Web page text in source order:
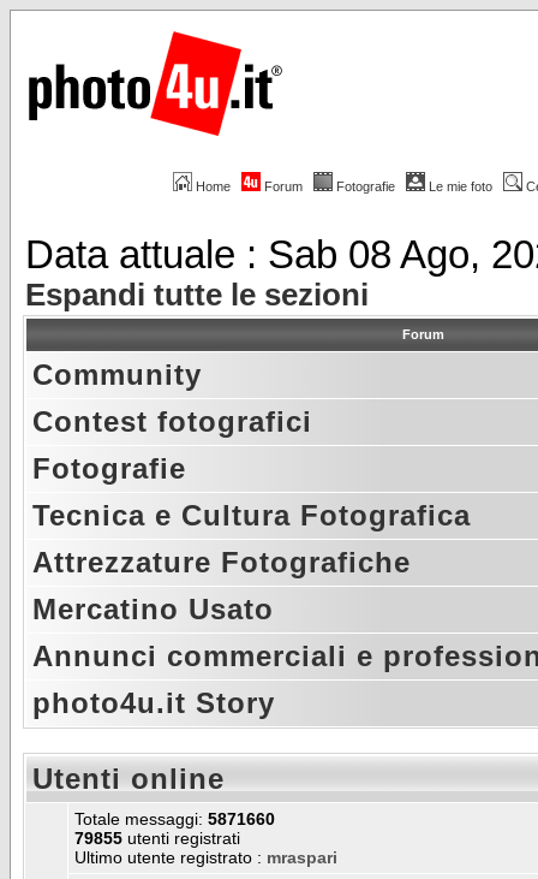
Home Forum Fotografie Le mie foto
Data attuale : Sab 08 Ago,
Espandi tutte le sezioni
Forum
Community
Contest fotografici
Fotografie
Tecnica e Cultura Fotografica
Attrezzature Fotografiche
Mercatino Usato
Annunci commerciali e
photo4u.it Story
Utenti online
Totale messaggi: 5871660
79855 utenti registrati
Ultimo utente registrato : mraspari